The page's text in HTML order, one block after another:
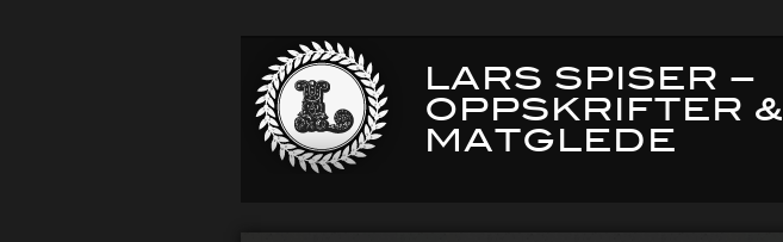
LARS SPISER –
OPPSKRIFTER &
MATGLEDE